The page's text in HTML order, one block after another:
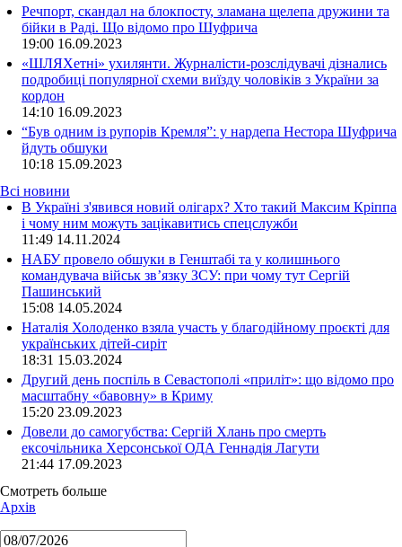
Речпорт, скандал на блокпосту, зламана щелепа дружини та
бійки в Раді. Що відомо про Шуфрича
19:00 16.09.2023
«ШЛЯХетні» ухилянти. Журналісти-розслідувачі дізнались
подробиці популярної схеми виїзду чоловіків з України за
кордон
14:10 16.09.2023
“Був одним із рупорів Кремля”: у нардепа Нестора Шуфрича
йдуть обшуки
10:18 15.09.2023
Всі новини
В Україні з'явився новий олігарх? Хто такий Максим Кріппа
і чому ним можуть зацікавитись спецслужби
11:49 14.11.2024
НАБУ провело обшуки в Генштабі та у колишнього
командувача військ зв’язку ЗСУ: при чому тут Сергій
Пашинський
15:08 14.05.2024
Наталія Холоденко взяла участь у благодійному проєкті для
українських дітей-сиріт
18:31 15.03.2024
Другий день поспіль в Севастополі «приліт»: що відомо про
масштабну «бавовну» в Криму
15:20 23.09.2023
Довели до самогубства: Сергій Хлань про смерть
ексочільника Херсонської ОДА Геннадія Лагути
21:44 17.09.2023
Смотреть больше
Архів